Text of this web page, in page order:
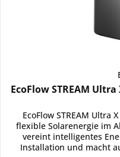
EcoFlow STREAM
EcoFlow STREAM Ultra
flexible Solarenergie im
vereint intelligentes
Installation und macht